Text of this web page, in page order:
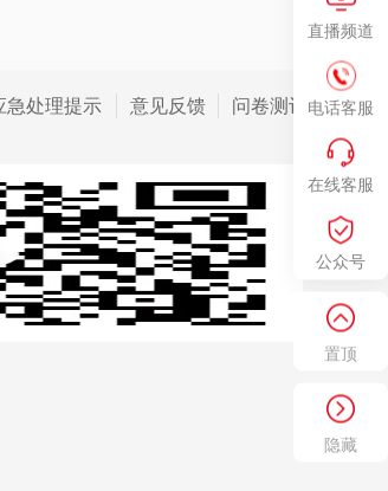
直播频道
电话客服
在线客服
公众号
置顶
隐藏
急处理提示 意见反馈 问卷测评